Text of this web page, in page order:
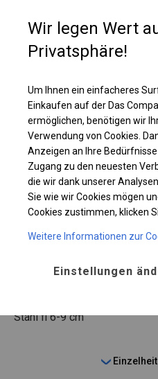
Plane
KONSTRUKTION
SUMMER FLOOR
Stahl ca.fi 38 mm
Stahlfi 6-9 cm
Wir legen Wert
Privatsphäre!
Um Ihnen ein einfacheres
Einkaufen auf der Das
ermöglichen, benötigen wir
Verwendung von Cookies.
Anzeigen an Ihre
Zugang zu den neuesten
die wir dank unserer
Sie wie wir Cookies mögen
Cookies zustimmen, klicken
Weitere Informationen zur
Einstellungen